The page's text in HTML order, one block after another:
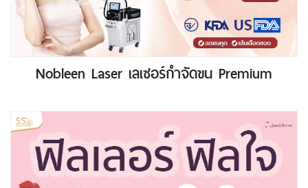
Nobleen Laser เลเซอร์กำจัดขน Premium